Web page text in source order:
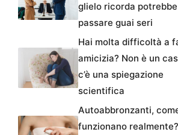
glielo ricorda potrebbe
passare guai seri
Hai molta difficoltà a
amicizia? Non è un
c’è una spiegazione
scientifica
Autoabbronzanti,
funzionano realmente?